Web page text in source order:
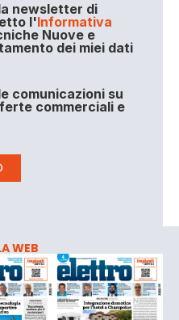
newsletter di
l'Informativa
Nuove e
dei miei dati
comunicazioni su
commerciali e
WEB